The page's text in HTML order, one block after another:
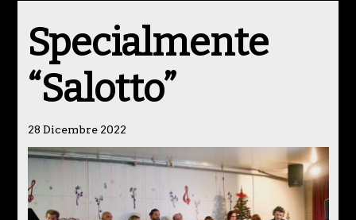
Specialmente
“Salotto”
28 Dicembre 2022